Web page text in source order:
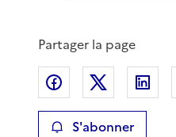
Partager la page
Partager surPartager
S'abonner